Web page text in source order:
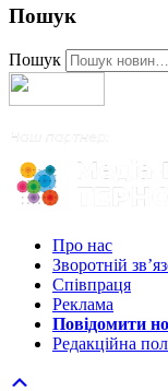
Пошук
Пошук
Про нас
Зворотній
Співпраця
Реклама
Повідомити
Редакційна